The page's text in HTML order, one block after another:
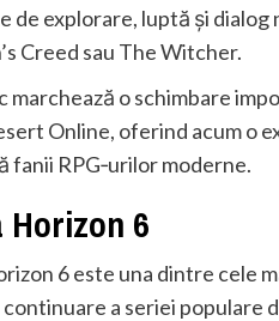
de explorare, luptă și
Creed sau The Witcher.
marchează o schimbare
Online, oferind acum o
fanii RPG‑urilor moderne.
Horizon 6
6 este una dintre cele
a seriei populare